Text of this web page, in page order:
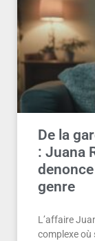
De la
: Juana
genre
L’affaire
complexe où